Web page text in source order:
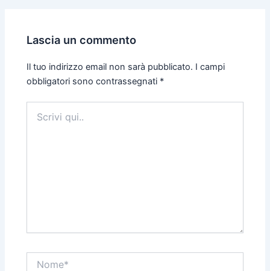
Lascia un commento
Il tuo indirizzo email non sarà pubblicato. I campi
obbligatori sono contrassegnati *
qui..